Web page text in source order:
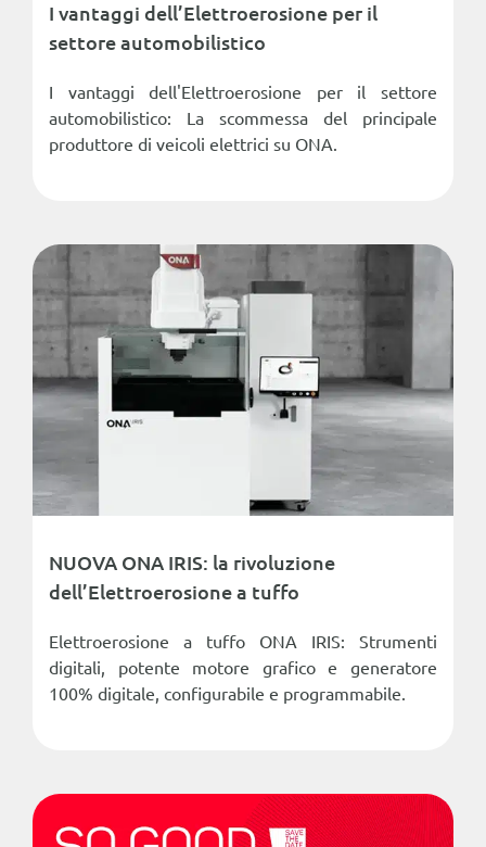
I vantaggi dell’Elettroerosione per il
settore automobilistico
I vantaggi dell'Elettroerosione per il settore
automobilistico: La scommessa del principale
produttore di veicoli elettrici su ONA.
NUOVA ONA IRIS: la rivoluzione
dell’Elettroerosione a tuffo
Elettroerosione a tuffo ONA IRIS: Strumenti
digitali, potente motore grafico e generatore
100% digitale, configurabile e programmabile.